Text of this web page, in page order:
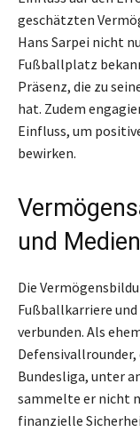
geschätzten
Hans Sarpei nicht
Fußballplatz
Präsenz, die zu
hat. Zudem
Einfluss, um
bewirken.
und Medien
Die
Fußballkarriere
verbunden. Als
Defensivallrounder,
Bundesliga, unter
sammelte er nicht
finanzielle